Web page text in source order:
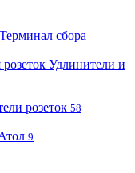
Терминал сбора
Удлинители и
розеток 58
9